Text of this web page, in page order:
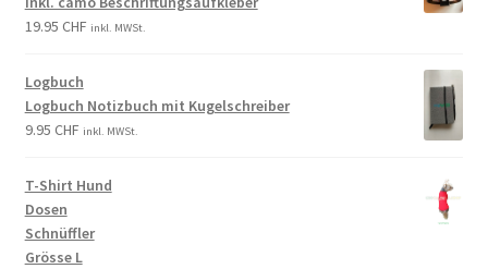
19.95 CHF inkl. MWSt.
Logbuch
Logbuch Notizbuch mit Kugelschreiber
9.95 CHF inkl. MWSt.
T-Shirt Hund
Dosen
Schnüffler
Grösse L